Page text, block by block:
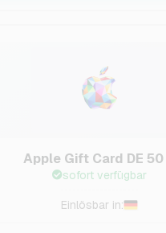
Apple Gift Card DE
sofort verfügbar
Einlösbar in: